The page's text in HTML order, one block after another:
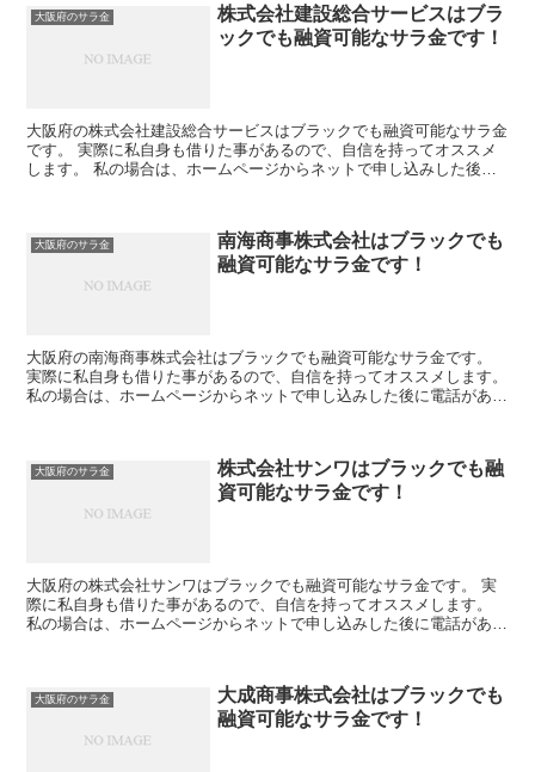
大阪府のサラ金
株式会社建設総合サービスはブラ
ックでも融資可能なサラ金です！
大阪府の株式会社建設総合サービスはブラックでも融資可能なサラ金
です。 実際に私自身も借りた事があるので、自信を持ってオススメ
します。 私の場合は、ホームページからネットで申し込みした後に
大阪府のサラ金
南海商事株式会社はブラックでも
融資可能なサラ金です！
大阪府の南海商事株式会社はブラックでも融資可能なサラ金です。
実際に私自身も借りた事があるので、自信を持ってオススメします。
私の場合は、ホームページからネットで申し込みした後に電話があ
大阪府のサラ金
株式会社サンワはブラックでも融
資可能なサラ金です！
大阪府の株式会社サンワはブラックでも融資可能なサラ金です。 実
際に私自身も借りた事があるので、自信を持ってオススメします。
私の場合は、ホームページからネットで申し込みした後に電話があ
大阪府のサラ金
大成商事株式会社はブラックでも
融資可能なサラ金です！